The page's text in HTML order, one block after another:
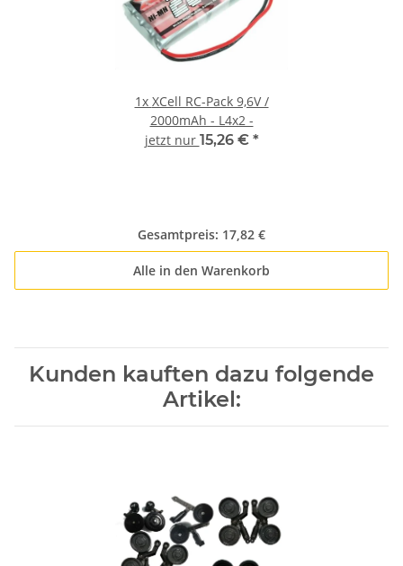
1x XCell RC-Pack 9,6V /
2000mAh - L4x2 -
jetzt nur 15,26 € *
Gesamtpreis: 17,82 €
Alle in den Warenkorb
Kunden kauften dazu folgende
Artikel: